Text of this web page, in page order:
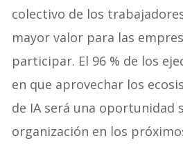
colectivo de los
mayor valor para las
participar. El 96 % de los
en que aprovechar los
de IA será una oportunidad
organización en los